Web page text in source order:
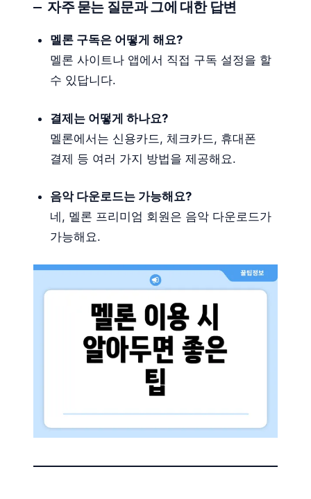
자주 묻는 질문과 그에 대한 답변
멜론 구독은 어떻게 해요?
멜론 사이트나 앱에서 직접 구독 설정을 할
수 있답니다.
결제는 어떻게 하나요?
멜론에서는 신용카드, 체크카드, 휴대폰
결제 등 여러 가지 방법을 제공해요.
음악 다운로드는 가능해요?
네, 멜론 프리미엄 회원은 음악 다운로드가
가능해요.